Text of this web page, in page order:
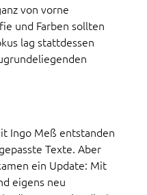
von vorne
und Farben sollten
lag stattdessen
Ingo Meß entstanden
Texte. Aber
ein Update: Mit
eigens neu